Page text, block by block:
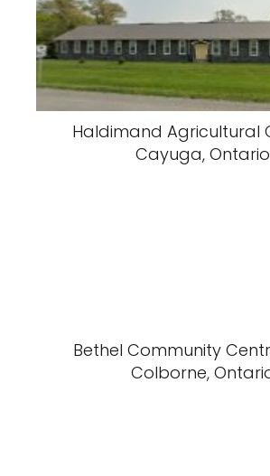
Haldimand Agricultural
Cayuga, Ontario
Bethel Community
Colborne,